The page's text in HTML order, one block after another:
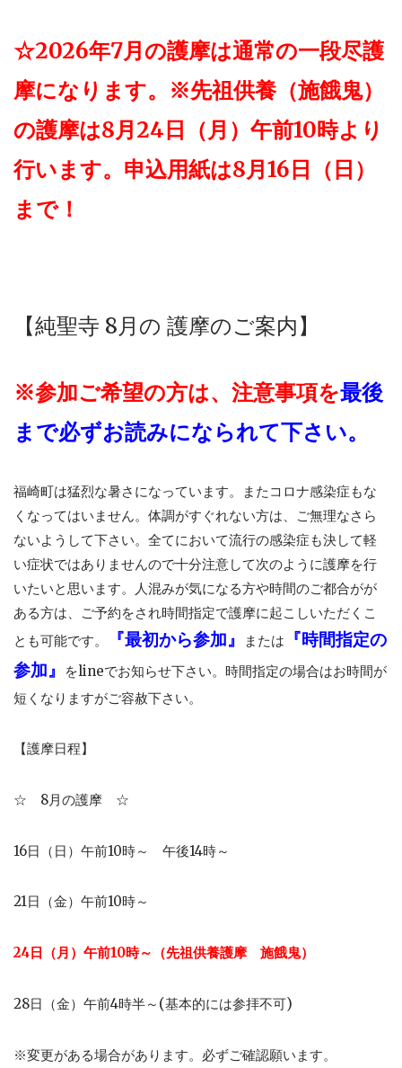
☆2026年7月の護摩は通常の一段尽護
摩になります。※先祖供養（施餓鬼）
の護摩は8月24日（月）午前10時より
行います。申込用紙は8月16日（日）
まで！
【純聖寺 8月の 護摩のご案内】
※参加ご希望の方は、 注意事項を最後
まで必ずお読みになられて下さい。
福崎町は猛烈な暑さになっています。またコロナ感染症もな
くなってはいません。体調がすぐれない方は、ご無理なさら
ないようして下さい。全てにおいて流行の感染症も決して軽
い症状ではありませんので十分注意して次のように護摩を行
いたいと思います。人混みが気になる方や時間のご都合がが
ある方は、ご予約をされ時間指定で護摩に起こしいただくこ
とも可能です。
『最初から参加』 または
『時間指定の
参加』
をlineでお知らせ下さい。時間指定の場合はお時間が
短くなりますがご容赦下さい。
【護摩日程】
☆ 8月の護摩 ☆
16日（日）午前10時～ 午後14時～
21日（金）午前10時～
24日（月）午前10時～（先祖供養護摩 施餓鬼）
28日（金）午前4時半～(基本的には参拝不可)
※変更がある場合があります。必ずご確認願います。